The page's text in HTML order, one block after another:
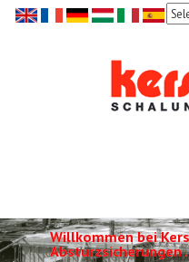
Willkommen bei
Absturzsicherungen